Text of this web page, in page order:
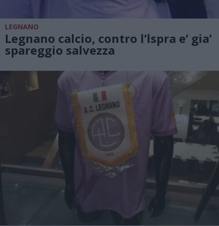
LEGNANO
Legnano calcio, contro l’lspra e’ gia’
spareggio salvezza